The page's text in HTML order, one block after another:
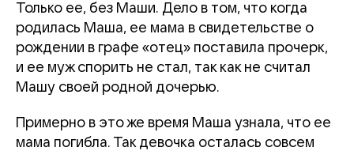
Только ее, без Маши. Дело в том, что когда
родилась Маша, ее мама в свидетельстве о
рождении в графе «отец» поставила прочерк,
и ее муж спорить не стал, так как не считал
Машу своей родной дочерью.
Примерно в это же время Маша узнала, что ее
мама погибла. Так девочка осталась совсем